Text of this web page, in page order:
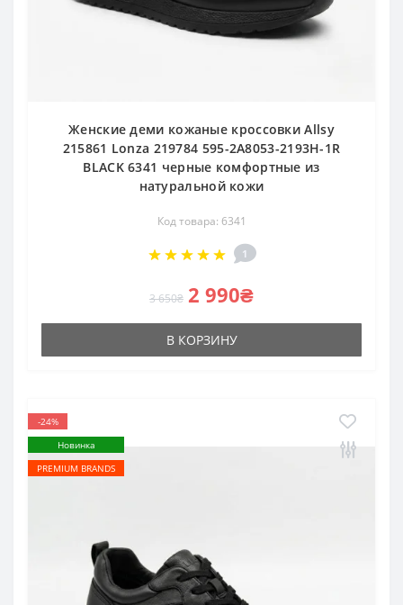
Женские деми кожаные кроссовки Allsy
215861 Lonza 219784 595-2A8053-2193H-1R
BLACK 6341 черные комфортные из
натуральной кожи
Код товара: 6341
1
3 650₴ 2 990₴
В КОРЗИНУ
-24%
Новинка
PREMIUM BRANDS